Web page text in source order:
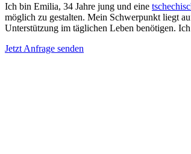
Ich bin Emilia, 34 Jahre jung und eine
möglich zu gestalten. Mein Schwerpunkt liegt
Unterstützung im täglichen Leben benötigen.
Jetzt Anfrage senden